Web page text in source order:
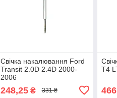
Свічка накалювання Ford
Transit 2.0D 2.4D 2000-
2006
248,25₴ 331 ₴
T4